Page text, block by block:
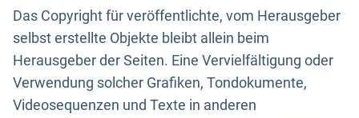
Das Copyright für veröffentlichte, vom Herausgeber
selbst erstellte Objekte bleibt allein beim
Herausgeber der Seiten. Eine Vervielfältigung oder
Verwendung solcher Grafiken, Tondokumente,
Videosequenzen und Texte in anderen